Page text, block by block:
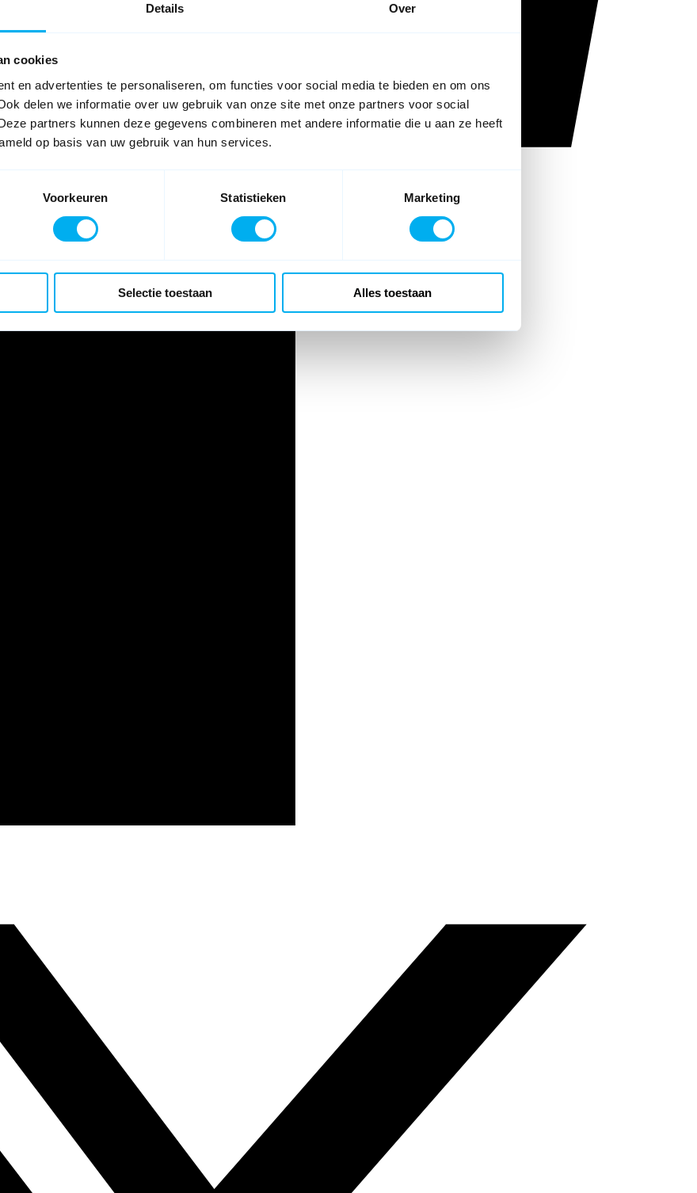
Details Over
cookies
en advertenties te personaliseren, om functies voor social media te bieden en om ons
delen we informatie over uw gebruik van onze site met onze partners voor social
partners kunnen deze gegevens combineren met andere informatie die u aan ze heeft
op basis van uw gebruik van hun services.
Voorkeuren Statistieken Marketing
Selectie toestaan Alles toestaan